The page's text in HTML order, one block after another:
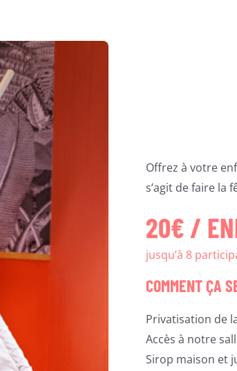
Offrez à votre
s’agit de faire la
20€ /
jusqu’à 8
COMMENT ÇA
Privatisation de
Accès à notre
Sirop maison et